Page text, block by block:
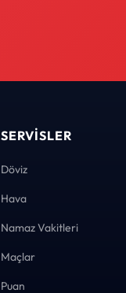
SERVISLER
Döviz
Hava
Namaz Vakitleri
Maçlar
Puan